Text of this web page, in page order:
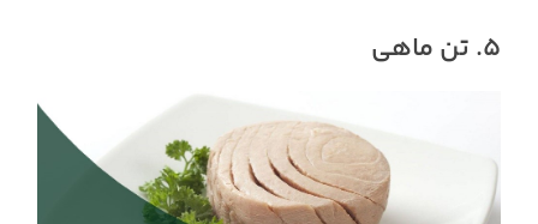
5. تن ماهی